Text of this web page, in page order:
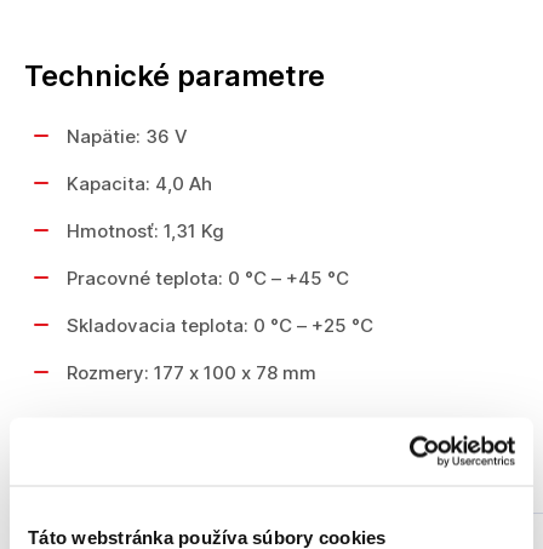
Táto webstránka používa súbory cookies
Technické parametre
Napätie: 36 V
Kapacita: 4,0 Ah
Hmotnosť: 1,31 Kg
Pracovné teplota: 0 °C – +45 °C
Skladovacia teplota: 0 °C – +25 °C
Rozmery: 177 x 100 x 78 mm